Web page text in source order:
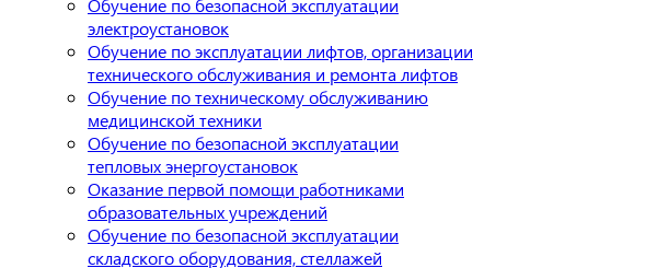
Обучение по безопасной эксплуатации
электроустановок
Обучение по эксплуатации лифтов, организации
технического обслуживания и ремонта лифтов
Обучение по техническому обслуживанию
медицинской техники
Обучение по безопасной эксплуатации
тепловых энергоустановок
Оказание первой помощи работниками
образовательных учреждений
Обучение по безопасной эксплуатации
складского оборудования, стеллажей